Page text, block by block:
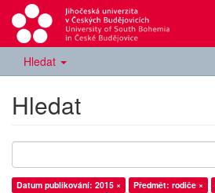
Hledat
Hledat
Datum publikování: 2015 × Předmět: rodiče ×